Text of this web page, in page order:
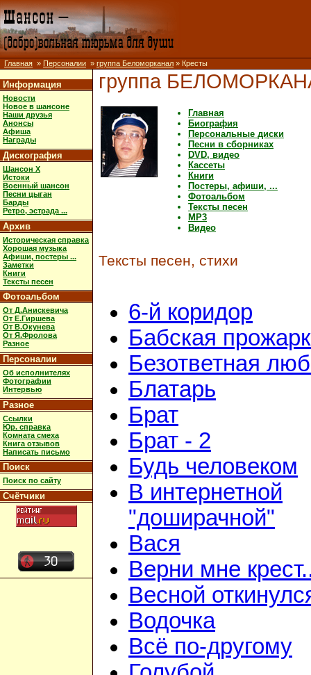
Главная » Персоналии » группа Беломорканал » Кресты
Информация
Новости
Новое в шансоне
Наши друзья
Анонсы
Афиша
Награды
Дискография
Шансон X
Истоки
Военный шансон
Песни цыган
Барды
Ретро, эстрада ...
Архив
Историческая справка
Хорошая музыка
Афиши, постеры ...
Заметки
Книги
Тексты песен
Фотоальбом
От Д.Анискевича
От Е.Гиршева
От В.Окунева
От Я.Фролова
Разное
Персоналии
Об исполнителях
Фотографии
Интервью
Разное
Ссылки
Юр. справка
Комната смеха
Книга отзывов
Написать письмо
Поиск
Поиск по сайту
Счётчики
группа
Главная
Биография
Персональные диски
Песни в сборниках
DVD, видео
Кассеты
Книги
Постеры, афиши, ...
Фотоальбом
Тексты песен
MP3
Видео
Тексты песен, стихи
6-й коридор
Бабская
Безответная
Блатарь
Брат
Брат - 2
Будь человеком
В интернетной
"доширачной"
Вася
Верни мне
Весной
Водочка
Всё по-другому